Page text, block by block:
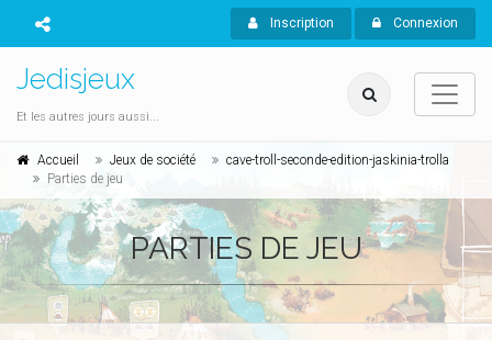
Inscription Connexion
Jedisjeux
Et les autres jours aussi...
Accueil Jeux de société
cave-troll-seconde-edition-jaskinia-trolla
Parties de jeu
PARTIES DE JEU